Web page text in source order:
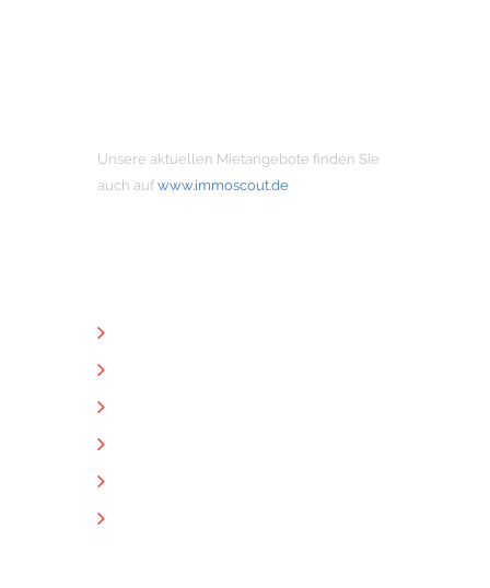
Unsere aktuellen Mietangebote finden Sie
auch auf www.immoscout.de